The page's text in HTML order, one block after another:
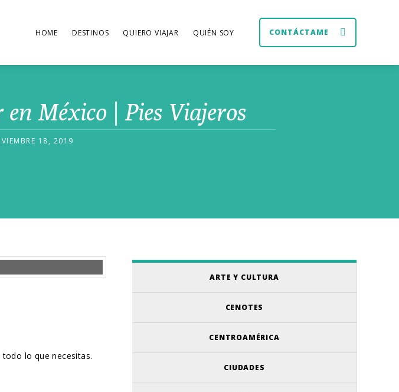
CONTÁCTAME
HOME DESTINOS QUIERO VIAJAR QUIÉN SOY
México | Pies Viajeros
18, 2019
lo que necesitas.
ARTE Y CULTURA
CENOTES
CENTROAMÉRICA
CIUDADES